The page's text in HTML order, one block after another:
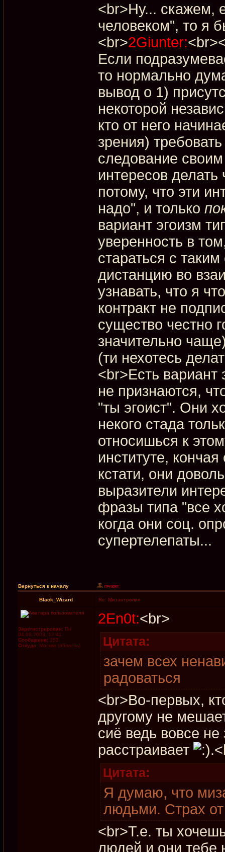
<br>Ну... скажем,
человеком", то я
<br>2Giunter:
Если
то нормально
вывод о 1)
некоторой
кто от него
зрения)
следование
интересов делать
потому, что эти
надо", и только
вариант эгоизм
уверенность в
стараться с
дистанцию во
узнавать, что я
контракт не
существо честно
значительно
(ти нехотесь
<br>Есть вариант
не признаются,
"ты эгоист". Они
некого стада
относишься к
институте,
кстати, они
выразители
фразы типа "все
когда они соц.
супертелепаты...
Вернуться к началу
Black_Wizard Re: Мизантропия
Зарегистрирован: Пн
04.08.2003, 12:41
Сообщения: 153
Откуда: Москва (область)
2En0t:<br>
Цитата:
зачем всех
радоваться
<br>Во-первых,
другому не
сиё ведь вовсе не
расстраивает
Цитата:
Я думаю, что
людьми. Страх
<br>Т.е. ты
людей и они тебе